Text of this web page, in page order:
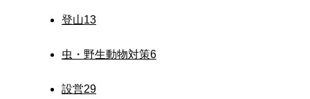
登山13
虫・野生動物対策6
設営29